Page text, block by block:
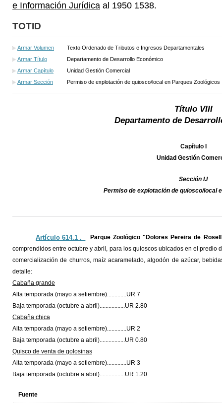
e Información Jurídica al 1950 1538.
TOTID
Armar Volumen
Texto Ordenado de Tributos e Ingresos Departamentales
Armar Título
Departamento de Desarrollo Económico
Armar Capítulo
Unidad Gestión Comercial
Armar Sección
Permiso de explotación de quiosco/local en Parques Zoológicos
Título VIII
Departamento de
Capítulo I
Unidad Gestión
Sección I.I
Permiso de explotación de quiosco/local
Artículo 614.1 ._
Parque Zoológico "Dolores Pereira de
comprendidos entre octubre y abril, para los quioscos ubicados en el predio
comercialización de churros, maíz acaramelado, algodón de azúcar,
detalle:
Cabaña grande
Alta temporada (mayo a setiembre).............UR 7
Baja temporada (octubre a abril).................UR 2.80
Cabaña chica
Alta temporada (mayo a setiembre).............UR 2
Baja temporada (octubre a abril).................UR 0.80
Quisco de venta de golosinas
Alta temporada (mayo a setiembre).............UR 3
Baja temporada (octubre a abril).................UR 1.20
Fuente